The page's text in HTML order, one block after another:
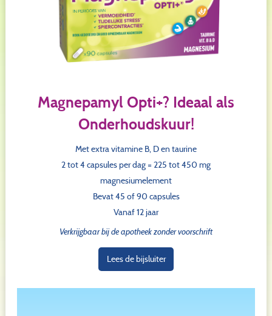
Magnepamyl Opti+? Ideaal als
Onderhoudskuur!
Met extra vitamine B, D en taurine
2 tot 4 capsules per dag = 225 tot 450 mg
magnesiumelement
Bevat 45 of 90 capsules
Vanaf 12 jaar
Verkrijgbaar bij de apotheek zonder voorschrift
Lees de bijsluiter